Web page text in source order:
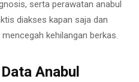
serta perawatan anabul
diakses kapan saja dan
kehilangan berkas.
Anabul